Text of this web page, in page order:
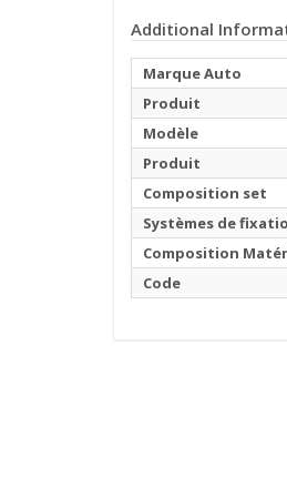
Additional
Marque Auto
Produit
Modèle
Produit
Composition set
Systèmes de
Composition
Code